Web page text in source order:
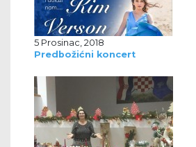
5 Prosinac, 2018
Predbožićni koncert